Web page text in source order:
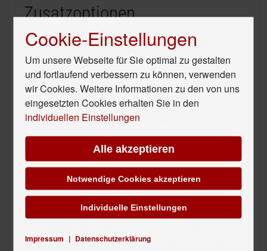
Zusatzoptionen
Neben dem klassischen Firmenkredit gibt es auch
andere Finanzierungsmöglichkeiten, die
Unternehmen in Betracht ziehen können. Banken
sind heute allein schon aufgrund regulatorischer
Vorgaben nicht mehr bereit, ein
Investitionsvorhaben in voller Höhe zu finanzieren.
Sie erwarten in der Regel einen Eigenkapitalanteil.
Auch die Berücksichtigung von Fördermitteln ist
empfehlenswert.
Eine weitere interessante Option ist dasLeasing.
Anstatt einen Kredit für den Kauf von Maschinen,
aufzunehmen, können diese auch geleast werden.
Cookie-Einstellungen
Um unsere Webseite für Sie optimal zu gestalten
und fortlaufend verbessern zu können, verwenden
wir Cookies. Weitere Informationen zu den von uns
eingesetzten Cookies erhalten Sie in den
individuellen Einstellungen
Alle akzeptieren
Notwendige Cookies akzeptieren
Impressum | Datenschutzerklärung
Individuelle Einstellungen